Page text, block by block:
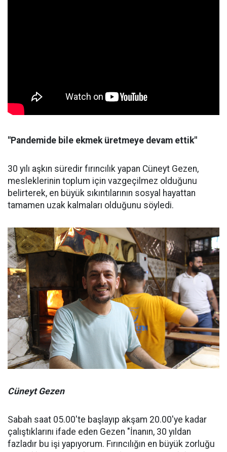
"Pandemide bile ekmek üretmeye devam ettik"
30 yılı aşkın süredir fırıncılık yapan Cüneyt Gezen,
mesleklerinin toplum için vazgeçilmez olduğunu
belirterek, en büyük sıkıntılarının sosyal hayattan
tamamen uzak kalmaları olduğunu söyledi.
Cüneyt Gezen
Sabah saat 05.00'te başlayıp akşam 20.00'ye kadar
çalıştıklarını ifade eden Gezen "İnanın, 30 yıldan
fazladır bu işi yapıyorum. Fırıncılığın en büyük zorluğu